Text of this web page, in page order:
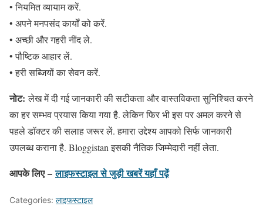
• नियमित व्यायाम करें.
• अपने मनपसंद कार्यों को करें.
• अच्छी और गहरी नींद ले.
• पौष्टिक आहार लें.
• हरी सब्जियों का सेवन करें.
नोट: लेख में दी गई जानकारी की सटीकता और वास्तविकता सुनिश्चित करने
का हर सम्भव प्रयास किया गया है. लेकिन फिर भी इस पर अमल करने से
पहले डॉक्टर की सलाह जरूर लें. हमारा उद्देश्य आपको सिर्फ जानकारी
उपलब्ध कराना है. Bloggistan इसकी नैतिक जिम्मेदारी नहीं लेता.
आपके लिए –लाइफस्टाइलसे जुड़ी खबरें यहाँ पढ़ें
Categories: लाइफस्टाइल